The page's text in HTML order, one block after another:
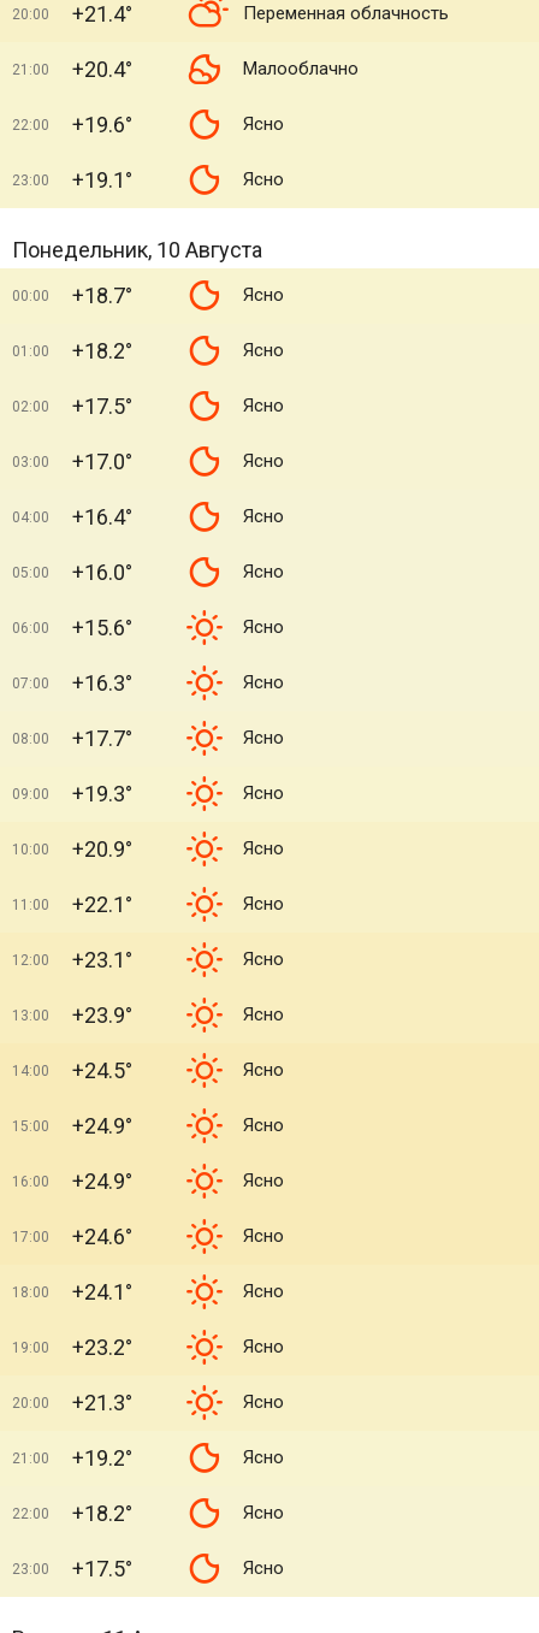
20:00 +21.4° Переменная облачность
21:00 +20.4° Малооблачно
22:00 +19.6° Ясно
23:00 +19.1° Ясно
Понедельник, 10 Августа
00:00 +18.7° Ясно
01:00 +18.2° Ясно
02:00 +17.5° Ясно
03:00 +17.0° Ясно
04:00 +16.4° Ясно
05:00 +16.0° Ясно
06:00 +15.6° Ясно
07:00 +16.3° Ясно
08:00 +17.7° Ясно
09:00 +19.3° Ясно
10:00 +20.9° Ясно
11:00 +22.1° Ясно
12:00 +23.1° Ясно
13:00 +23.9° Ясно
14:00 +24.5° Ясно
15:00 +24.9° Ясно
16:00 +24.9° Ясно
17:00 +24.6° Ясно
18:00 +24.1° Ясно
19:00 +23.2° Ясно
20:00 +21.3° Ясно
21:00 +19.2° Ясно
22:00 +18.2° Ясно
23:00 +17.5° Ясно